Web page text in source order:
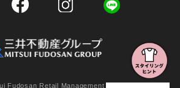
Fudosan Retail Management Co., Ltd.